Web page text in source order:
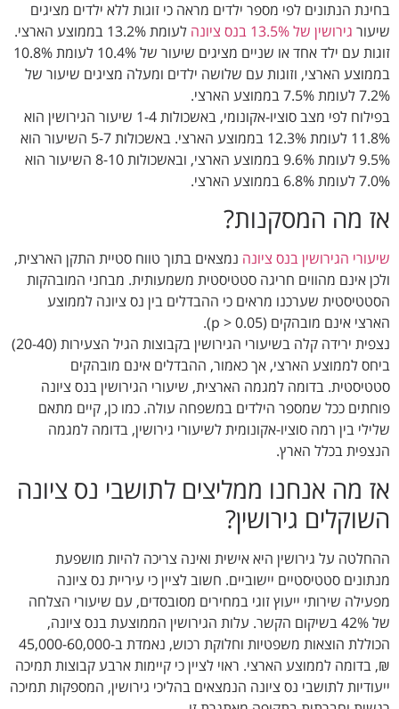
בחינת הנתונים לפי מספר ילדים מראה כי זוגות ללא ילדים מציגים
שיעור גירושין של 13.5% בנס ציונה
לעומת 13.2% בממוצע הארצי.
זוגות עם ילד אחד או שניים מציגים שיעור של 10.4% לעומת 10.8%
בממוצע הארצי, וזוגות עם שלושה ילדים ומעלה מציגים שיעור של
7.2% לעומת 7.5% בממוצע הארצי.
בפילוח לפי מצב סוציו-אקונומי, באשכולות 1-4 שיעור הגירושין הוא
11.8% לעומת 12.3% בממוצע הארצי. באשכולות 5-7 השיעור הוא
9.5% לעומת 9.6% בממוצע הארצי, ובאשכולות 8-10 השיעור הוא
7.0% לעומת 6.8% בממוצע הארצי.
אז מה המסקנות?
שיעורי הגירושין בנס ציונה נמצאים בתוך טווח סטיית התקן הארצית,
ולכן אינם מהווים חריגה סטטיסטית משמעותית. מבחני המובהקות
הסטטיסטית שערכנו מראים כי ההבדלים בין נס ציונה לממוצע
הארצי אינם מובהקים (p > 0.05).
נצפית ירידה קלה בשיעורי הגירושין בקבוצות הגיל הצעירות (20-40)
ביחס לממוצע הארצי, אך כאמור, ההבדלים אינם מובהקים
סטטיסטית. בדומה למגמה הארצית, שיעורי הגירושין בנס ציונה
פוחתים ככל שמספר הילדים במשפחה עולה. כמו כן, קיים מתאם
שלילי בין רמה סוציו-אקונומית לשיעורי גירושין, בדומה למגמה
הנצפית בכלל הארץ.
אז מה אנחנו ממליצים לתושבי נס ציונה
השוקלים גירושין?
ההחלטה על גירושין היא אישית ואינה צריכה להיות מושפעת
מנתונים סטטיסטיים יישוביים. חשוב לציין כי עיריית נס ציונה
מפעילה שירותי ייעוץ זוגי במחירים מסובסדים, עם שיעורי הצלחה
של 42% בשיקום הקשר. עלות הגירושין הממוצעת בנס ציונה,
הכוללת הוצאות משפטיות וחלוקת רכוש, נאמדת ב-45,000-60,000
₪, בדומה לממוצע הארצי. ראוי לציין כי קיימות ארבע קבוצות תמיכה
ייעודיות לתושבי נס ציונה הנמצאים בהליכי גירושין, המספקות תמיכה